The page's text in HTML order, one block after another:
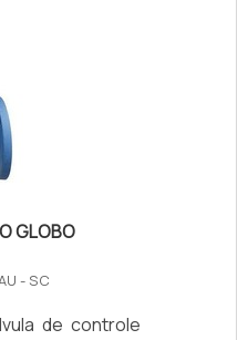
GLOBO
- SC
de controle